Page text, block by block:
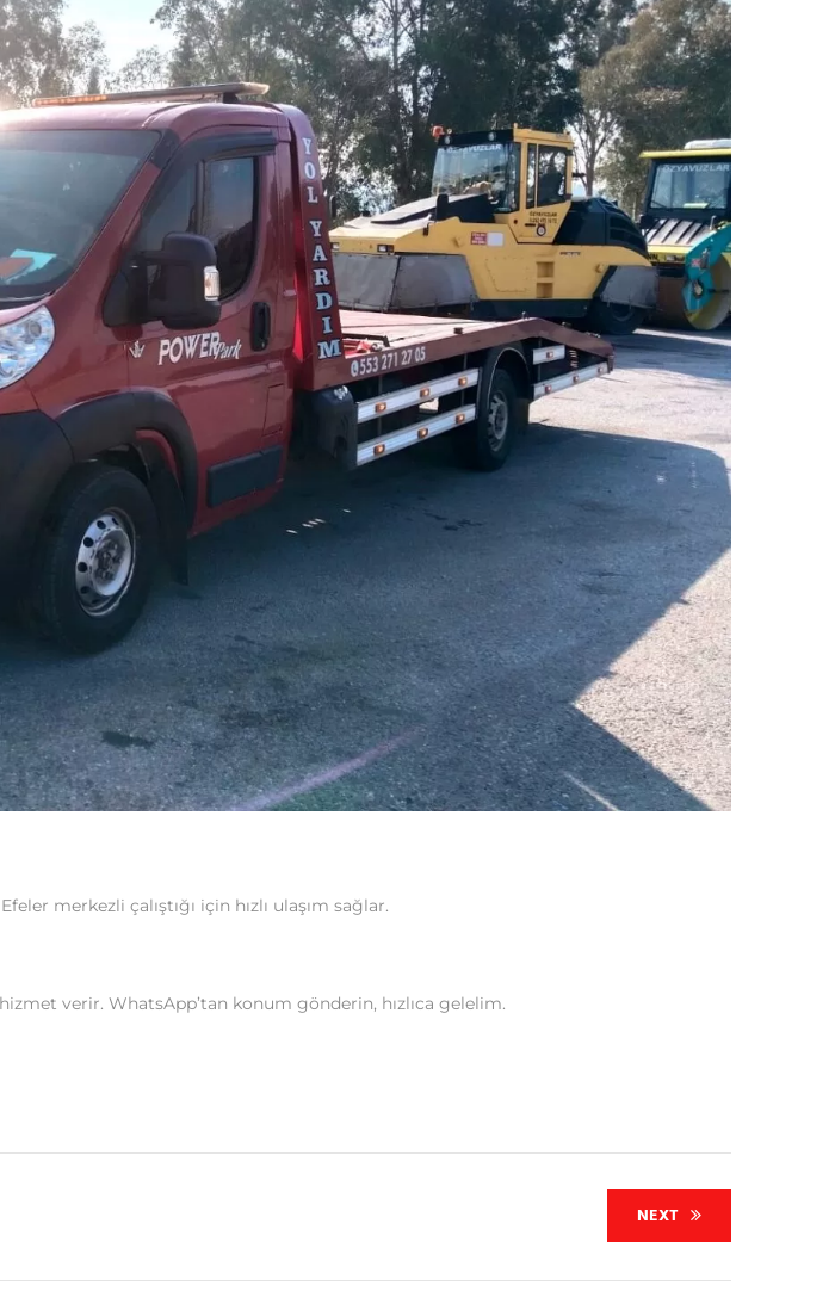
merkezli çalıştığı için hızlı ulaşım sağlar.
verir. WhatsApp’tan konum gönderin, hızlıca gelelim.
NEXT